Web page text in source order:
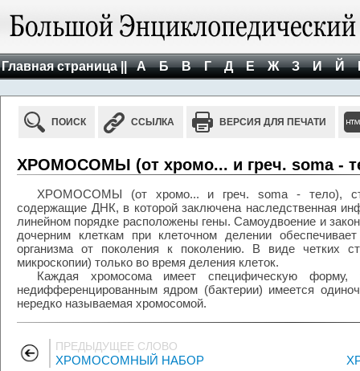
Главная страница || А Б В Г Д Е Ж З И Й
ПОИСК ССЫЛКА ВЕРСИЯ ДЛЯ ПЕЧАТИ
ХРОМОСОМЫ (от хромо... и греч. soma -
ХРОМОСОМЫ (от хромо... и греч. soma - тело),
содержащие ДНК, в которой заключена наследственная
линейном порядке расположены гены. Самоудвоение и
дочерним клеткам при клеточном делении
организма от поколения к поколению. В виде четких
микроскопии) только во время деления клеток.
Каждая хромосома имеет специфическую форму,
недифференцированным ядром (бактерии) имеется
нередко называемая хромосомой.
ПРЕДЫДУЩЕЕ СЛОВО
ХРОМОСОМНЫЙ НАБОР